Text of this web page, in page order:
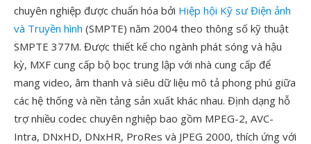
chuyên nghiệp được chuẩn hóa bởi Hiệp hội Kỹ sư Điện ảnh
và Truyền hình (SMPTE) năm 2004 theo thông số kỹ thuật
SMPTE 377M. Được thiết kế cho ngành phát sóng và hậu
kỳ, MXF cung cấp bộ bọc trung lập với nhà cung cấp để
mang video, âm thanh và siêu dữ liệu mô tả phong phú giữa
các hệ thống và nền tảng sản xuất khác nhau. Định dạng hỗ
trợ nhiều codec chuyên nghiệp bao gồm MPEG-2, AVC-
Intra, DNxHD, DNxHR, ProRes và JPEG 2000, thích ứng với